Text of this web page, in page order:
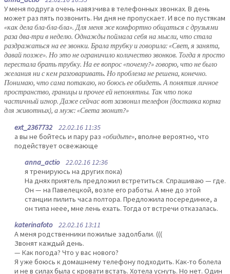
У меня подруга очень навязчива в телефонных звонках. В день
может раз пять позвонить. Ни дня не пропускает. И все по пустякам
«как дела бла-бла-бла». Для меня же комфортно общаться с друзьями
раза два-три в неделю. Однажды поймала себя на мысли, что стала
раздражаться на ее звонки. Брала трубку и говорила: «Свет, я занята,
давай позже». Но это не ограничило количество звонков. Тогда я просто
перестала брать трубку. На ее вопрос «почему?» говорю, что не было
желания ни с кем разговаривать. Но проблема не решена, конечно.
Понимаю, что сама потакаю, но боюсь ее обидеть. А понятия личное
пространство, границы и прочее ей непонятны. Так что пока
частичный игнор. Даже сейчас вот зазвонил телефон (доставка корма
для животных), а муж: «Света звонит?»
ext_2367732 22.02.16 11:35
а вы не бойтесь и пару раз «обидьте», вполне вероятно, что
подействует освежающе
anna_actio22.02.16 12:36
я тренируюсь на других пока)
На днях приятель предложил встретиться. Спрашиваю — где.
Он — на Павелецкой, возле его работы. А мне до этой
станции пилить часа полтора. Предложила посерединке, а
он типа неее, мне лень ехать. Тогда от встречи отказалась.
katerinafoto22.02.16 13:11
А меня родственники пожилые задолбали. (((
Звонят каждый день.
— Как погода? Что у вас нового?
Я уже боюсь к домашнему телефону подходить. Как-то болела
и не в силах была с кровати встать. Хотела уснуть. Но нет. Один